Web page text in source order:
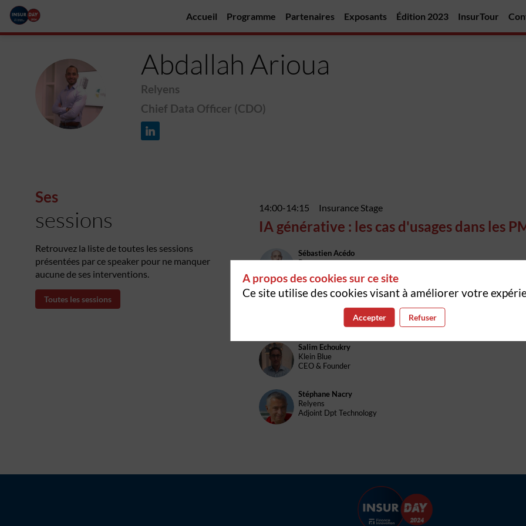
Accueil Programme Partenaires Exposants Édition 2023 InsurTour
AA
Abdallah Arioua
Relyens
Chief Data Officer (CDO)
Ses
sessions
Retrouvez la liste de toutes les sessions
présentées par ce speaker pour ne manquer
aucune de ses interventions.
Toutes les sessions
14:00-14:15 Insurance Stage
IA générative : les cas d'usages dans les
SA
Sébastien Acédo
Roam
Abdallah Arioua
Chief Data Officer (CDO)
SE
Salim Echoukry
Klein Blue
CEO & Founder
SN
Stéphane Nacry
Relyens
Adjoint Dpt Technology
A propos des cookies sur ce site
Ce site utilise des cookies visant à améliorer votre
Accepter Refuser